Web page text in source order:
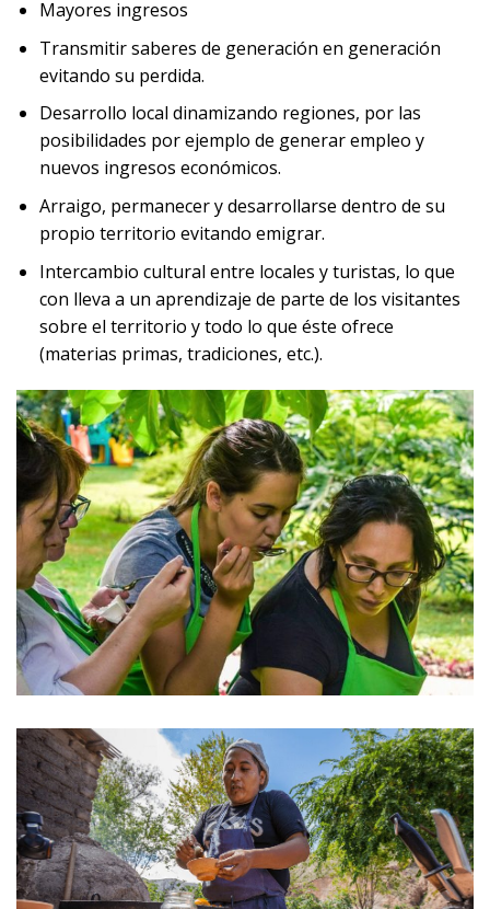
Mayores ingresos
Transmitir saberes de generación en generación
evitando su perdida.
Desarrollo local dinamizando regiones, por las
posibilidades por ejemplo de generar empleo y
nuevos ingresos económicos.
Arraigo, permanecer y desarrollarse dentro de su
propio territorio evitando emigrar.
Intercambio cultural entre locales y turistas, lo que
con lleva a un aprendizaje de parte de los visitantes
sobre el territorio y todo lo que éste ofrece
(materias primas, tradiciones, etc.).